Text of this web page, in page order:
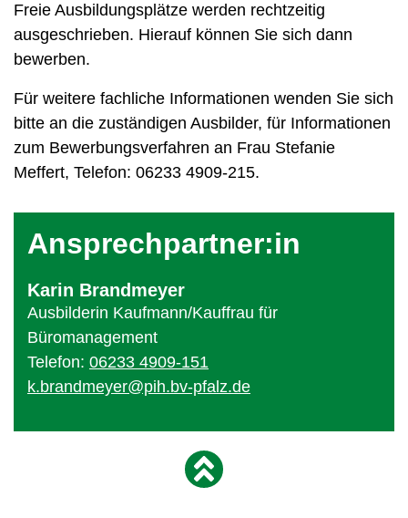
Freie Ausbildungsplätze werden rechtzeitig
ausgeschrieben. Hierauf können Sie sich dann
bewerben.
Für weitere fachliche Informationen wenden Sie sich
bitte an die zuständigen Ausbilder, für Informationen
zum Bewerbungsverfahren an Frau Stefanie
Meffert, Telefon: 06233 4909-215.
Ansprechpartner:in
Karin Brandmeyer
Ausbilderin Kaufmann/Kauffrau für
Büromanagement
Telefon 06233 4909-151
k.brandmeyer@pih.bv-pfalz.de